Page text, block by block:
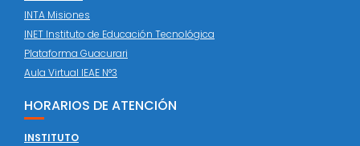
INTA Misiones
INET Instituto de Educación Tecnológica
Plataforma Guacurari
Aula Virtual IEAE N°3
HORARIOS DE ATENCIÓN
INSTITUTO